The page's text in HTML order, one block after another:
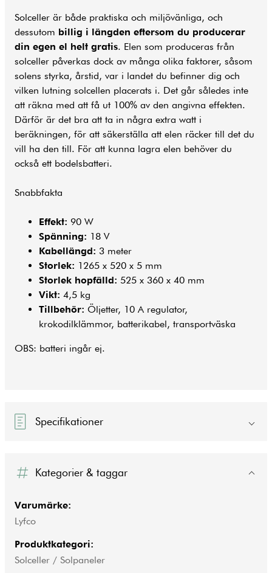
Solceller är både praktiska och miljövänliga, och
dessutom billig i längden eftersom du producerar
din egen el helt gratis. Elen som produceras från
solceller påverkas dock av många olika faktorer, såsom
solens styrka, årstid, var i landet du befinner dig och
vilken lutning solcellen placerats i. Det går således inte
att räkna med att få ut 100% av den angivna effekten.
Därför är det bra att ta in några extra watt i
beräkningen, för att säkerställa att elen räcker till det du
vill ha den till. För att kunna lagra elen behöver du
också ett bodelsbatteri.
Snabbfakta
Effekt: 90 W
Spänning: 18 V
Kabellängd: 3 meter
Storlek: 1265 x 520 x 5 mm
Storlek hopfälld: 525 x 360 x 40 mm
Vikt: 4,5 kg
Tillbehör: Öljetter, 10 A regulator,
krokodilklämmor, batterikabel, transportväska
OBS: batteri ingår ej.
Specifikationer
Kategorier & taggar
Varumärke:
Lyfco
Produktkategori:
Solceller / Solpaneler